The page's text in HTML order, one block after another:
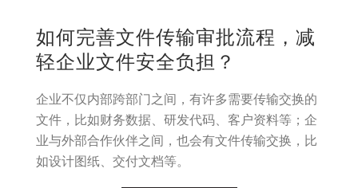
如何完善文件传输审批流程，减
轻企业文件安全负担？
企业不仅内部跨部门之间，有许多需要传输交换的
文件，比如财务数据、研发代码、客户资料等；企
业与外部合作伙伴之间，也会有文件传输交换，比
如设计图纸、交付文档等。